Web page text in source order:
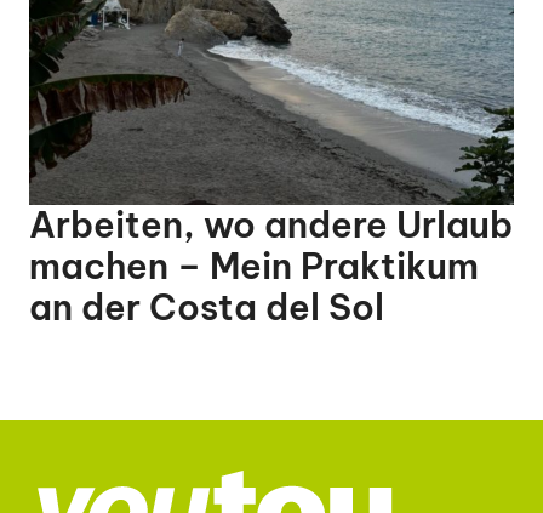
Arbeiten, wo andere Urlaub
machen – Mein Praktikum
an der Costa del Sol